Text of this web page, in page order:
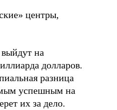
центры,
на
долларов.
разница
успешным на
их за дело.